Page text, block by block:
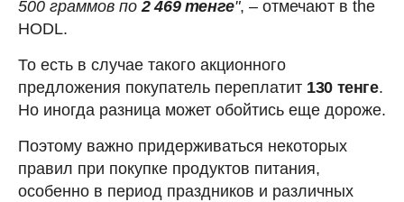
500 граммов по2 469 тенге", – отмечают в the
HODL.
То есть в случае такого акционного
предложения покупатель переплатит 130 тенге.
Но иногда разница может обойтись еще дороже.
Поэтому важно придерживаться некоторых
правил при покупке продуктов питания,
особенно в период праздников и различных